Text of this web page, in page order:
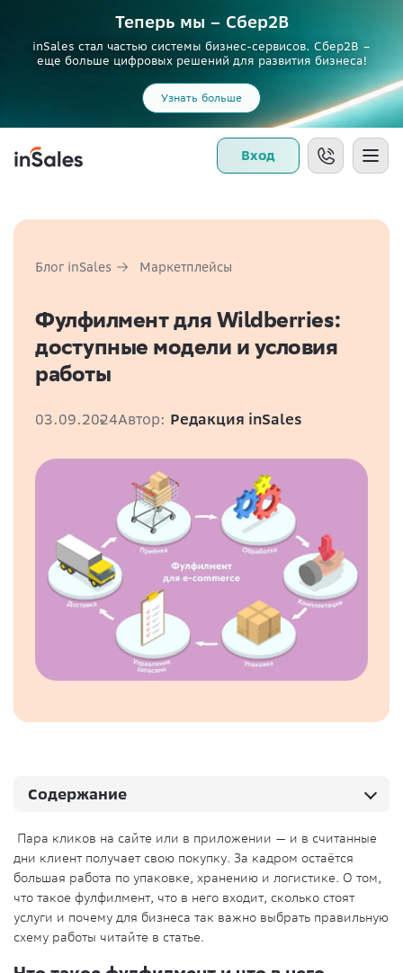
Теперь мы – Сбер2B
inSales стал частью системы бизнес-сервисов. Сбер2В –
еще больше цифровых решений для развития бизнеса!
Узнать больше
Вход
Блог inSales Маркетплейсы
Фулфилмент для Wildberries:
доступные модели и условия
работы
03.09.2024Автор: Редакция inSales
Пара кликов на сайте или в приложении — и в считанные
дни клиент получает свою покупку. За кадром остаётся
большая работа по упаковке, хранению и логистике. О том,
что такое фулфилмент, что в него входит, сколько стоят
услуги и почему для бизнеса так важно выбрать правильную
схему работы читайте в статье.
Содержание